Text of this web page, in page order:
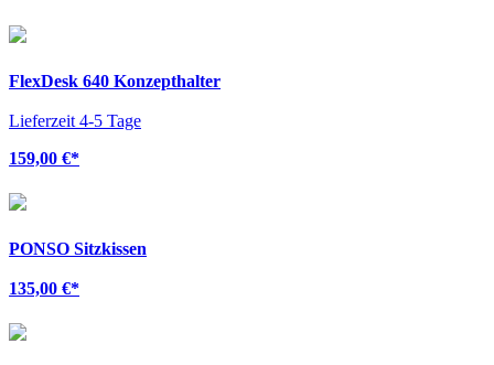
FlexDesk 640 Konzepthalter
Lieferzeit 4-5 Tage
159,00 €*
PONSO Sitzkissen
135,00 €*